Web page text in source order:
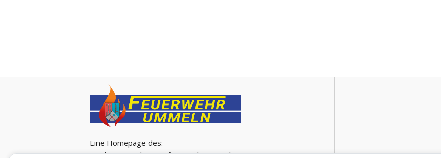
Eine Homepage des:
Förderverein der Ortsfeuerwehr Ummeln e. V.